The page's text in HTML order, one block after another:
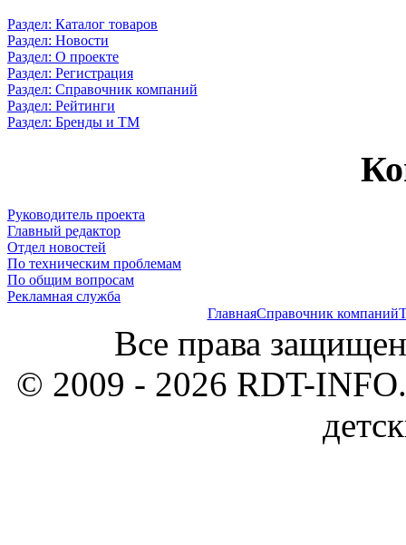
Раздел: Каталог товаров
Раздел: Новости
Раздел: О проекте
Раздел: Регистрация
Раздел: Справочник компаний
Раздел: Рейтинги
Раздел: Бренды и ТМ
Руководитель проекта
Главный редактор
Отдел новостей
По техническим проблемам
По общим вопросам
Рекламная служба
ГлавнаяСправочник компаний
Все права
© 2009 - 2026 RDT-